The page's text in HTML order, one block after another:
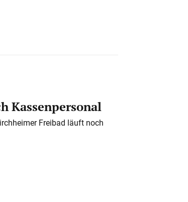
Kassenpersonal
Freibad läuft noch